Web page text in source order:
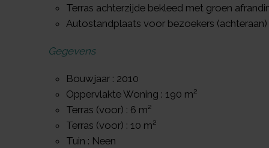
Terras achterzijde bekleed met groen
Autostandplaats voor bezoekers (achteraan)
Gegevens
Bouwjaar : 2010
Oppervlakte Woning : 190 m²
Terras (voor) : 6 m²
Terras (voor) : 10 m²
Tuin : Neen